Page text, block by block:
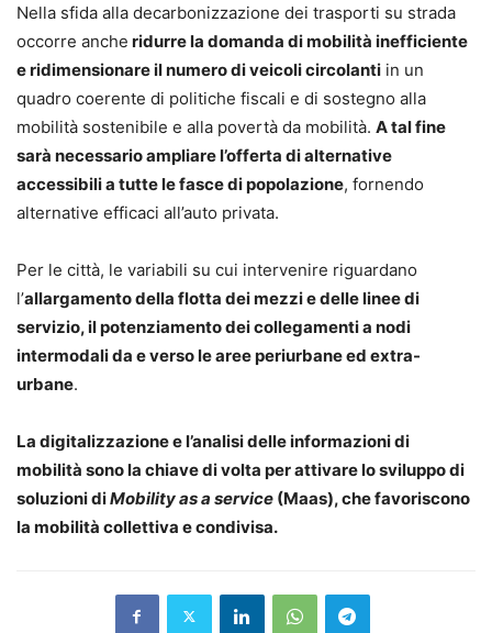
Nella sfida alla decarbonizzazione dei trasporti su strada
occorre anche ridurre la domanda di mobilità inefficiente
e ridimensionare il numero di veicoli circolanti in un
quadro coerente di politiche fiscali e di sostegno alla
mobilità sostenibile e alla povertà da mobilità. A tal fine
sarà necessario ampliare l’offerta di alternative
accessibili a tutte le fasce di popolazione, fornendo
alternative efficaci all’auto privata.
Per le città, le variabili su cui intervenire riguardano
l’allargamento della flotta dei mezzi e delle linee di
servizio, il potenziamento dei collegamenti a nodi
intermodali da e verso le aree periurbane ed extra-
urbane.
La digitalizzazione e l’analisi delle informazioni di
mobilità sono la chiave di volta per attivare lo sviluppo di
soluzioni diMobility as a service (Maas), che favoriscono
la mobilità collettiva e condivisa.